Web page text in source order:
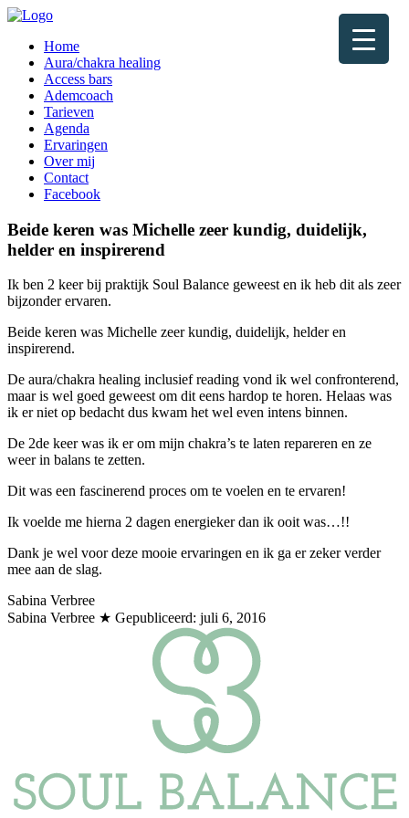
Home
Aura/chakra healing
Access bars
Ademcoach
Tarieven
Agenda
Ervaringen
Over mij
Contact
Facebook
Beide keren was Michelle zeer kundig, duidelijk,
helder en inspirerend
Ik ben 2 keer bij praktijk Soul Balance geweest en ik heb dit als zeer
bijzonder ervaren.
Beide keren was Michelle zeer kundig, duidelijk, helder en
inspirerend.
De aura/chakra healing inclusief reading vond ik wel confronterend,
maar is wel goed geweest om dit eens hardop te horen. Helaas was
ik er niet op bedacht dus kwam het wel even intens binnen.
De 2de keer was ik er om mijn chakra’s te laten repareren en ze
weer in balans te zetten.
Dit was een fascinerend proces om te voelen en te ervaren!
Ik voelde me hierna 2 dagen energieker dan ik ooit was…!!
Dank je wel voor deze mooie ervaringen en ik ga er zeker verder
mee aan de slag.
Sabina Verbree
Sabina Verbree ★ Gepubliceerd: juli 6, 2016